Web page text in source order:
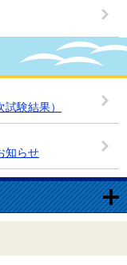
験結果）
知らせ